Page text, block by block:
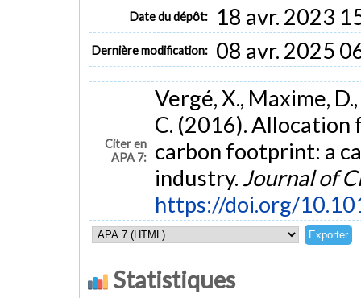
Date du dépôt: 18 avr. 2023
Dernière modification: 08 avr. 2025
Citer en
APA 7:
Vergé, X., Maxime,
C. (2016).
carbon footprint: a
industry. Journal of
https://doi.org/
Statistiques